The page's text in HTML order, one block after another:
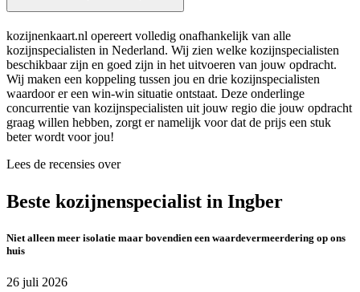
kozijnenkaart.nl opereert volledig onafhankelijk van alle
kozijnspecialisten in Nederland. Wij zien welke kozijnspecialisten
beschikbaar zijn en goed zijn in het uitvoeren van jouw opdracht.
Wij maken een koppeling tussen jou en drie kozijnspecialisten
waardoor er een win-win situatie ontstaat. Deze onderlinge
concurrentie van kozijnspecialisten uit jouw regio die jouw opdracht
graag willen hebben, zorgt er namelijk voor dat de prijs een stuk
beter wordt voor jou!
Lees de recensies over
Beste kozijnenspecialist in Ingber
Niet alleen meer isolatie maar bovendien een waardevermeerdering op ons
huis
26 juli 2026